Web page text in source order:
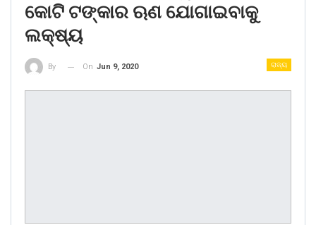
କୋଟି ଟଙ୍କାର ଋଣ ଯୋଗାଇବାକୁ
ଲକ୍ଷ୍ୟ
ରାଜ୍ୟ
By On Jun 9, 2020